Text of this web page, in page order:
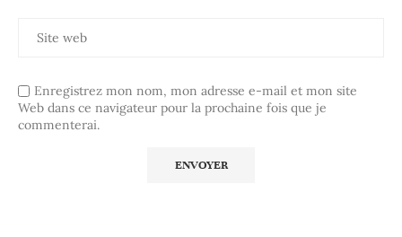
Enregistrez mon nom, mon adresse e-mail et mon site
Web dans ce navigateur pour la prochaine fois que je
commenterai.